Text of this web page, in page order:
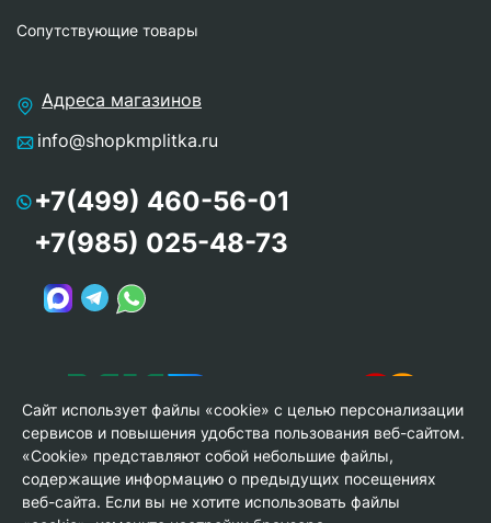
Сопутствующие товары
Адреса магазинов
info@shopkmplitka.ru
+7(499) 460-56-01
+7(985) 025-48-73
© Copyright 2013-2026 KERAMA MARAZZI, ООО «Гамма
Сайт использует файлы «cookie» с целью персонализации
сервисов и повышения удобства пользования веб-сайтом.
«Cookie» представляют собой небольшие файлы,
содержащие информацию о предыдущих посещениях
веб-сайта. Если вы не хотите использовать файлы